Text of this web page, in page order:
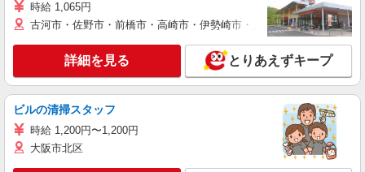
時給 1,065円
古河市・佐野市・前橋市・高崎市・伊勢崎市・太田市・館林市・藤
詳細を見る とりあえずキープ
ビルの清掃スタッフ
時給 1,200円〜1,200円
大阪市北区